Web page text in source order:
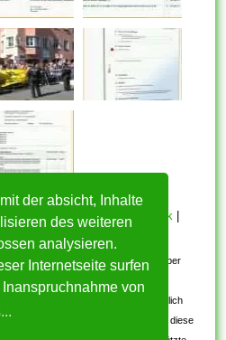
der absicht, Inhalte
des weiteren
analysieren.
Internetseite surfen
von
|Cookie Politik |
dem ursprünglichen Copyright-Inhaber
beachten Sie: Bilder sind für den
Gebrauch. Wenn Sie urheberrechtlich
wenden Sie sich an uns. Wir werden diese